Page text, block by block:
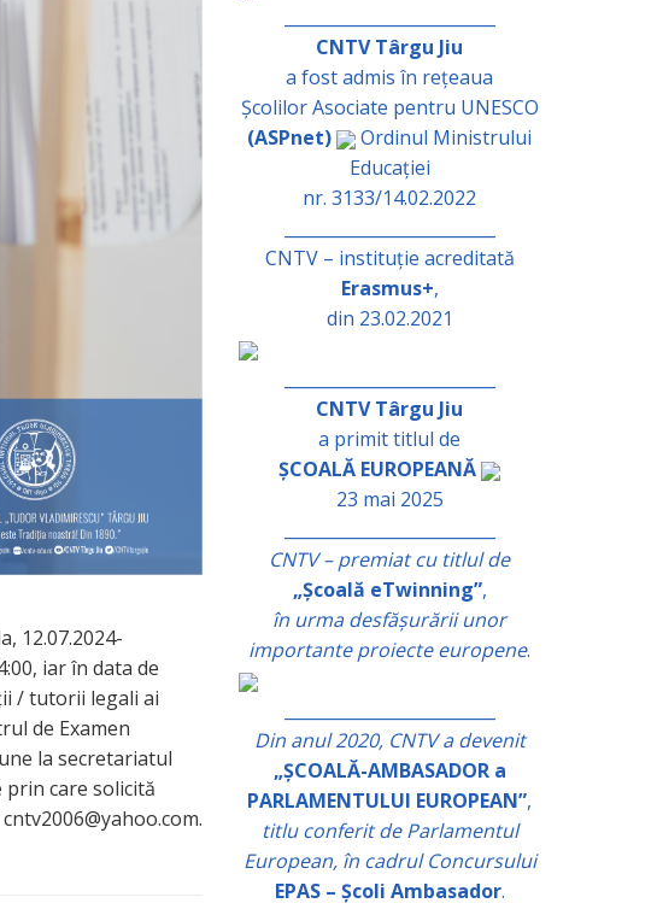
12.07.2024-
iar în data de
/ tutorii legali ai
de Examen
la secretariatul
prin care solicită
CNTV Târgu Jiu
a fost admis în rețeaua
Școlilor Asociate pentru UNESCO
(ASPnet)
Ordinul Ministrului
Educației
nr. 3133/14.02.2022
CNTV – instituție acreditată
Erasmus+,
din 23.02.2021
CNTV Târgu Jiu
a primit titlul de
ȘCOALĂ EUROPEANĂ
23 mai 2025
CNTV – premiat cu titlul de
„Școală eTwinning”,
în urma desfășurării unor
importante proiecte europene.
Din anul 2020, CNTV a devenit
„ȘCOALĂ-AMBASADOR a
PARLAMENTULUI EUROPEAN”,
titlu conferit de Parlamentul
European, în cadrul Concursului
EPAS – Școli Ambasador.